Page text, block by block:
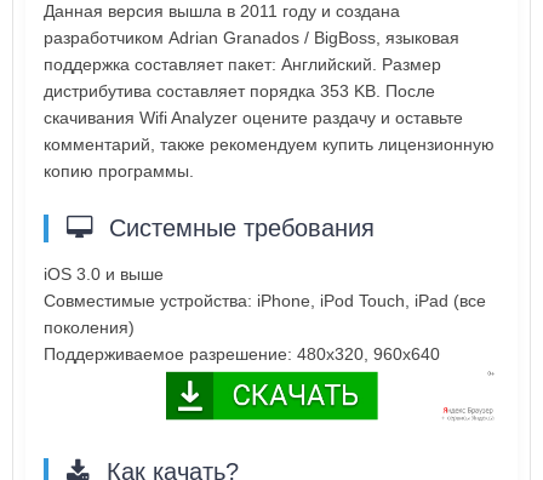
Данная версия вышла в 2011 году и создана
разработчиком Adrian Granados / BigBoss, языковая
поддержка составляет пакет: Английский. Размер
дистрибутива составляет порядка 353 KB. После
скачивания Wifi Analyzer оцените раздачу и оставьте
комментарий, также рекомендуем купить лицензионную
копию программы.
Системные требования
iOS 3.0 и выше
Совместимые устройства: iPhone, iPod Touch, iPad (все
поколения)
Поддерживаемое разрешение: 480x320, 960x640
Как качать?